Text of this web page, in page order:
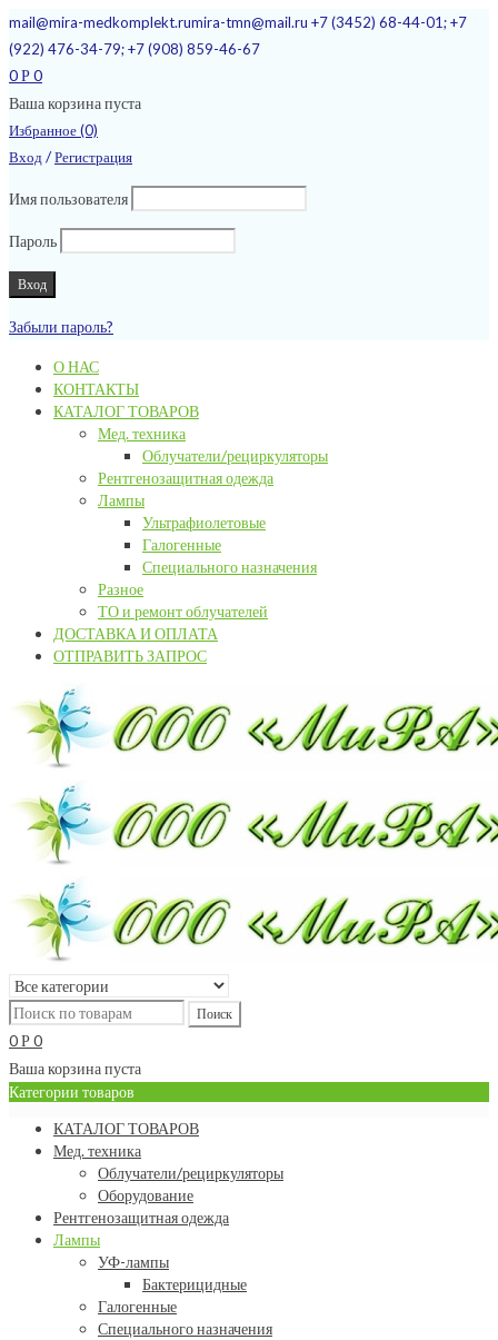
mail@mira-medkomplekt.rumira-tmn@mail.ru +7 (3452) 68-44-01; +7
(922) 476-34-79; +7 (908) 859-46-67
0 Р 0
Ваша корзина пуста
Избранное (0)
Вход /Регистрация
Имя пользователя
Пароль
Забыли пароль?
О НАС
КОНТАКТЫ
КАТАЛОГ ТОВАРОВ
Мед. техника
Облучатели/рециркуляторы
Рентгенозащитная одежда
Лампы
Ультрафиолетовые
Галогенные
Специального назначения
Разное
ТО и ремонт облучателей
ДОСТАВКА И ОПЛАТА
ОТПРАВИТЬ ЗАПРОС
0 Р 0
Ваша корзина пуста
Категории товаров
КАТАЛОГ ТОВАРОВ
Мед. техника
Облучатели/рециркуляторы
Оборудование
Рентгенозащитная одежда
Лампы
УФ-лампы
Бактерицидные
Галогенные
Специального назначения